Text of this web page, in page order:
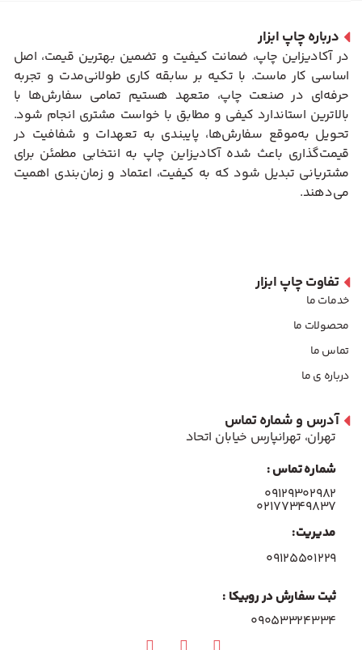
درباره چاپ ابزار
در آکادیزاین چاپ، ضمانت کیفیت و تضمین بهترین قیمت، اصل
اساسی کار ماست. با تکیه بر سابقه کاری طولانی‌مدت و تجربه
حرفه‌ای در صنعت چاپ، متعهد هستیم تمامی سفارش‌ها با
بالاترین استاندارد کیفی و مطابق با خواست مشتری انجام شود.
تحویل به‌موقع سفارش‌ها، پایبندی به تعهدات و شفافیت در
قیمت‌گذاری باعث شده آکادیزاین چاپ به انتخابی مطمئن برای
مشتریانی تبدیل شود که به کیفیت، اعتماد و زمان‌بندی اهمیت
می‌دهند.
تفاوت چاپ ابزار
خدمات ما
محصولات ما
تماس ما
درباره ی ما
آدرس و شماره تماس
تهران، تهرانپارس خیابان اتحاد
شماره تماس :
۰۹۱۲۹۳۰۲۹۸۲
۰۲۱۷۷۳۴۹۸۳۷
مدیریت:
۰۹۱۲۵۵۰۱۲۲۹
ثبت سفارش در روبیکا :
09053324334